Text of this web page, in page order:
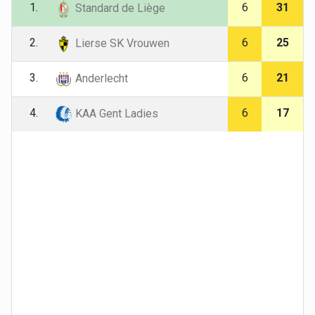
1. Standard de Liège 6 31
2. Lierse SK Vrouwen 6 25
3. Anderlecht 6 21
4. KAA Gent Ladies 6 17